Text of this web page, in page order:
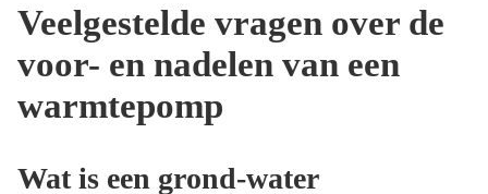
Veelgestelde vragen over de
voor- en nadelen van een
warmtepomp
Wat is een grond-water